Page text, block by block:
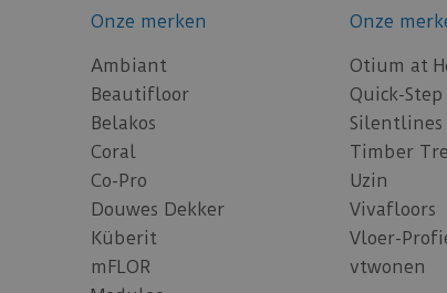
Onze merken
Ambiant
Beautifloor
Belakos
Coral
Co-Pro
Douwes Dekker
Küberit
mFLOR
Onze
Otium at
Quick-Step
Silentlines
Timber
Uzin
Vivafloors
Vloer-
vtwonen